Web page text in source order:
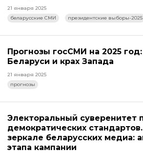
21 января 2025
беларусские СМИ
президентские выборы-2025
Прогнозы госСМИ на 2025 год:
Беларуси и крах Запада
21 января 2025
прогнозы
Электоральный суверенитет
демократических
зеркале беларусских медиа:
этапа кампании